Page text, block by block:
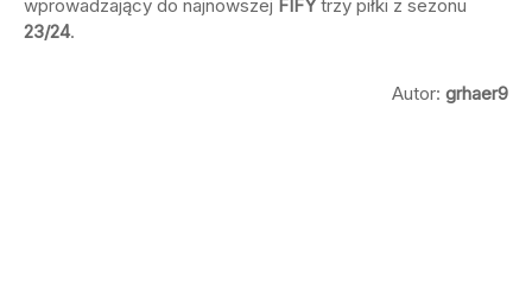
wprowadzający do najnowszej FIFYtrzy piłki z sezonu
23/24.
Autor: grhaer9